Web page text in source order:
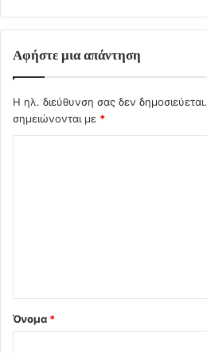
Αφήστε μια απάντηση
Η ηλ. διεύθυνση σας δεν δημοσιεύεται.
σημειώνονται με *
Όνομα *